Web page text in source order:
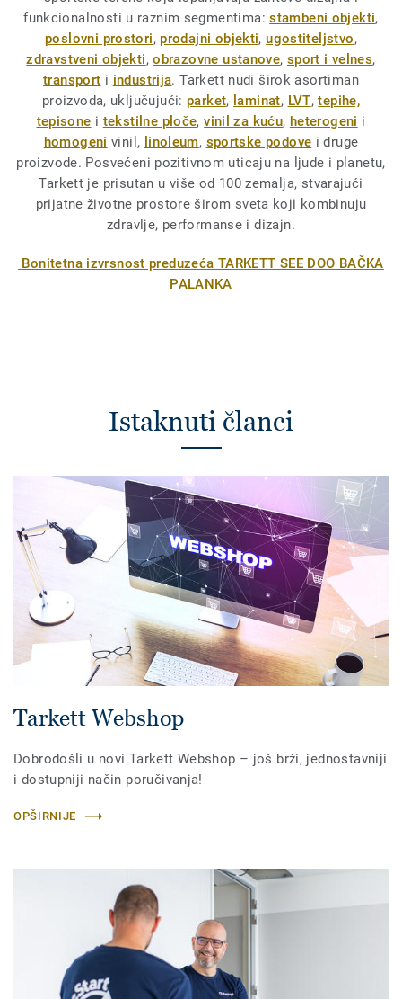
funkcionalnosti u raznim segmentima:stambeni objekti,
poslovni prostori,prodajni objekti,ugostiteljstvo,
zdravstveni objekti,obrazovne ustanove, sport i velnes,
transport i industrija. Tarkett nudi širok asortiman
proizvoda, uključujući:parket, laminat, LVT,tepihe,
tepisone i tekstilne ploče,vinil za kuću, heterogeni i
homogeni vinil, linoleum, sportske podove i druge
proizvode. Posvećeni pozitivnom uticaju na ljude i planetu,
Tarkett je prisutan u više od 100 zemalja, stvarajući
prijatne životne prostore širom sveta koji kombinuju
zdravlje, performanse i dizajn.
Bonitetna izvrsnost preduzeća TARKETT SEE DOO BAČKA
PALANKA
Istaknuti članci
Tarkett Webshop
Dobrodošli u novi Tarkett Webshop – još brži, jednostavniji
i dostupniji način poručivanja!
OPŠIRNIJE